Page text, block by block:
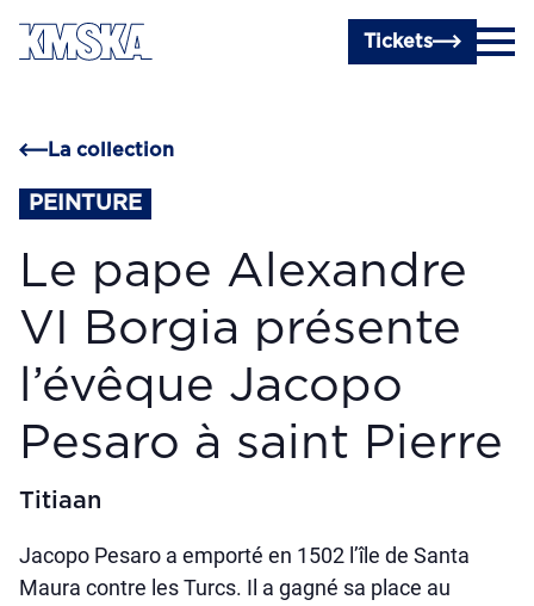
Passer au contenu principal
Tickets
La collection
PEINTURE
Le pape Alexandre
VI Borgia présente
l’évêque Jacopo
Pesaro à saint Pierre
Titiaan
Jacopo Pesaro a emporté en 1502 l’île de Santa
Maura contre les Turcs. Il a gagné sa place au